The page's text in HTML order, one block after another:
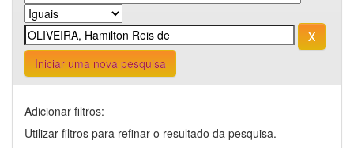
Iniciar uma nova pesquisa
Adicionar filtros:
Utilizar filtros para refinar o resultado da pesquisa.